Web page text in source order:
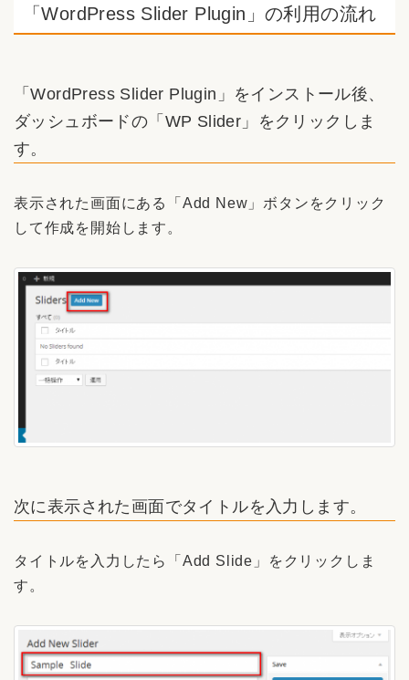
「WordPress Slider Plugin」の利用の流れ
「WordPress Slider Plugin」をインストール後、
ダッシュボードの「WP Slider」をクリックしま
す。
表示された画面にある「Add New」ボタンをクリック
して作成を開始します。
次に表示された画面でタイトルを入力します。
タイトルを入力したら「Add Slide」をクリックしま
す。